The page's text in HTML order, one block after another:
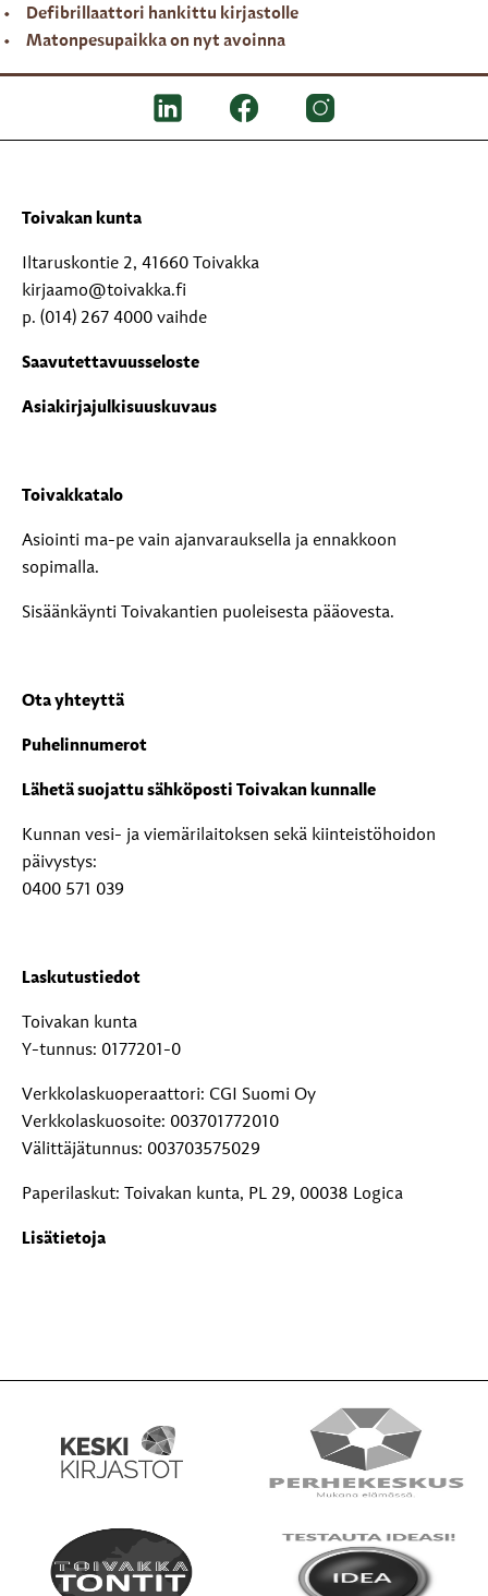
Defibrillaattori hankittu kirjastolle
Matonpesupaikka on nyt avoinna
Toivakan kunta
Iltaruskontie 2, 41660 Toivakka
kirjaamo@toivakka.fi
p. (014) 267 4000 vaihde
Saavutettavuusseloste
Asiakirjajulkisuuskuvaus
Toivakkatalo
Asiointi ma-pe vain ajanvarauksella ja ennakkoon
sopimalla.
Sisäänkäynti Toivakantien puoleisesta pääovesta.
Ota yhteyttä
Puhelinnumerot
Lähetä suojattu sähköposti Toivakan kunnalle
Kunnan vesi- ja viemärilaitoksen sekä kiinteistöhoidon
päivystys:
0400 571 039
Laskutustiedot
Toivakan kunta
Y-tunnus: 0177201-0
Verkkolaskuoperaattori: CGI Suomi Oy
Verkkolaskuosoite: 003701772010
Välittäjätunnus: 003703575029
Paperilaskut: Toivakan kunta, PL 29, 00038 Logica
Lisätietoja